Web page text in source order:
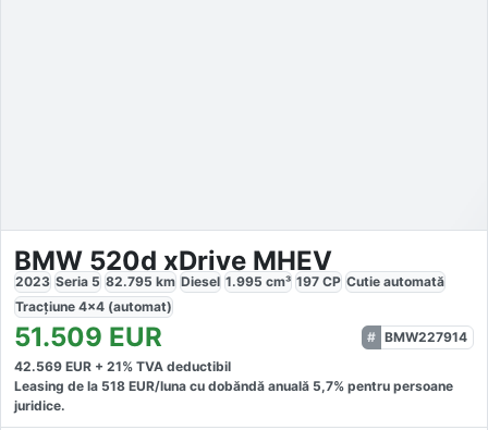
BMW 520d xDrive MHEV
2023 Seria 5 82.795 km Diesel 1.995 cm³ 197 CP Cutie automată
Tracțiune 4x4 (automat)
51.509 EUR
BMW227914
42.569 EUR + 21% TVA deductibil
Leasing de la 518 EUR/luna cu dobăndă anuală 5,7% pentru persoane
juridice.